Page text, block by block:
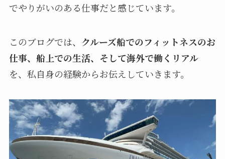
でやりがいのある仕事だと感じています。
このブログでは、 クルーズ船でのフィットネスのお
仕事、船上での生活、そして海外で働くリアル
を、私自身の経験からお伝えしていきます。